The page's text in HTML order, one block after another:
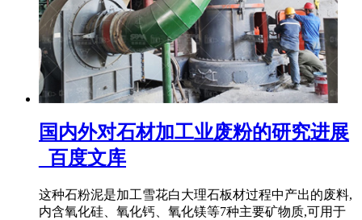
国内外对石材加工业废粉的研究进展
_百度文库
这种石粉泥是加工雪花白大理石板材过程中产出的废料,
内含氧化硅、氧化钙、氧化镁等7种主要矿物质,可用于